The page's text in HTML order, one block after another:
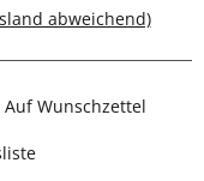
abweichend)
Auf Wunschzettel